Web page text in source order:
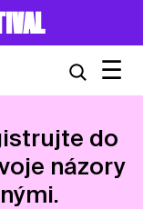
☰
do
názory